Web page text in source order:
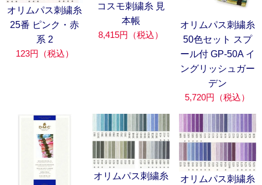
オリムパス刺繍糸
25番 ピンク・赤
系 2
123円（税込）
コスモ刺繍糸 見
本帳
8,415円（税込）
オリムパス刺繍糸
50色セット スプ
ール付 GP-50A イ
ングリッシュガー
デン
5,720円（税込）
オリムパス刺繍糸
オリムパス刺繍糸